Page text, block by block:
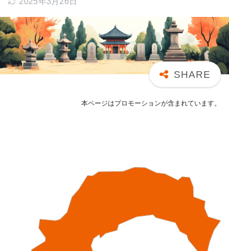
本ページはプロモーションが含まれています。